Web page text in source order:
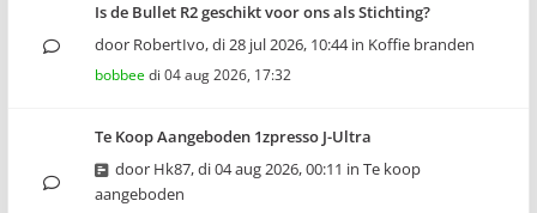
Is de Bullet R2 geschikt voor ons als Stichting?
door RobertIvo,di 28 jul 2026, 10:44in Koffie branden
bobbeedi 04 aug 2026, 17:32
Te Koop Aangeboden 1zpresso J-Ultra
door Hk87,di 04 aug 2026, 00:11 in Te koop
aangeboden